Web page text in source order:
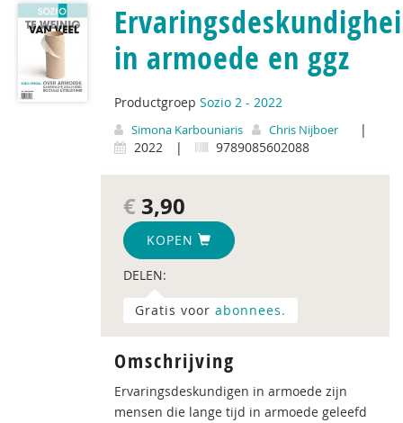
in armoede en ggz
Productgroep Sozio 2 - 2022
Simona Karbouniaris Chris Nijboer
|
2022
| 9789085602088
€ 3,90
KOPEN
DELEN:
Gratis voor abonnees.
Omschrijving
Ervaringsdeskundigen in armoede zijn
mensen die lange tijd in armoede geleefd